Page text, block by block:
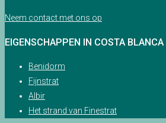
Neem contact met ons op
EIGENSCHAPPEN IN COSTA BLANCA
Benidorm
Fijnstrat
Albir
Het strand van Finestrat